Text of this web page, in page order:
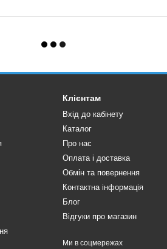
Клієнтам
Вхід до кабінету
Каталог
Про нас
Оплата і доставка
Обмін та повернення
Контактна інформація
Блог
Відгуки про магазин
Ми в соцмережах